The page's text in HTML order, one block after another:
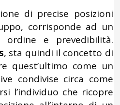
di precise posizioni
corrisponde ad un
e prevedibilità.
, sta quindi il concetto di
quest’ultimo come un
condivise circa come
l’individuo che ricopre